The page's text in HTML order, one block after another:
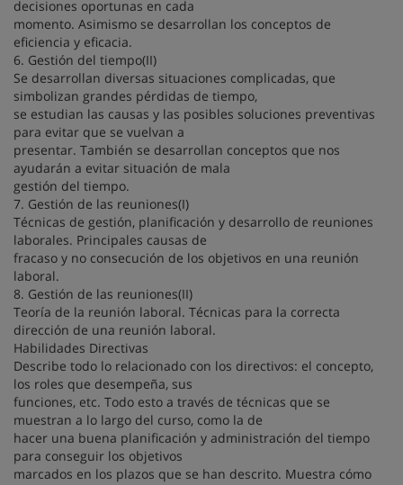
decisiones oportunas en cada
momento. Asimismo se desarrollan los conceptos de
eficiencia y eficacia.
6. Gestión del tiempo(II)
Se desarrollan diversas situaciones complicadas, que
simbolizan grandes pérdidas de tiempo,
se estudian las causas y las posibles soluciones preventivas
para evitar que se vuelvan a
presentar. También se desarrollan conceptos que nos
ayudarán a evitar situación de mala
gestión del tiempo.
7. Gestión de las reuniones(I)
Técnicas de gestión, planificación y desarrollo de reuniones
laborales. Principales causas de
fracaso y no consecución de los objetivos en una reunión
laboral.
8. Gestión de las reuniones(II)
Teoría de la reunión laboral. Técnicas para la correcta
dirección de una reunión laboral.
Habilidades Directivas
Describe todo lo relacionado con los directivos: el concepto,
los roles que desempeña, sus
funciones, etc. Todo esto a través de técnicas que se
muestran a lo largo del curso, como la de
hacer una buena planificación y administración del tiempo
para conseguir los objetivos
marcados en los plazos que se han descrito. Muestra cómo